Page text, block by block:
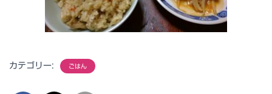
カテゴリー: ごはん